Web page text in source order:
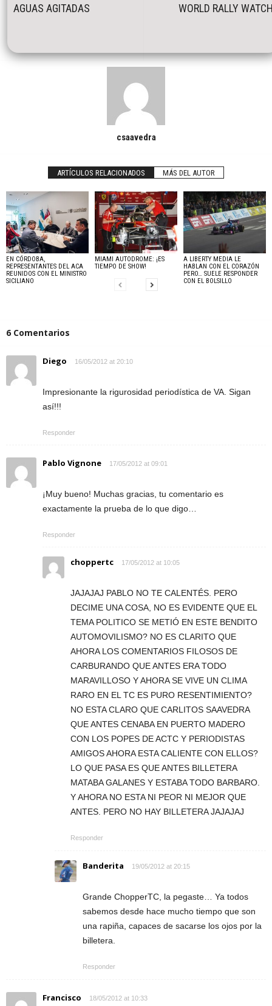
AGUAS AGITADAS WORLD RALLY
csaavedra
ARTÍCULOS RELACIONADOS MÁS DEL AUTOR
EN CÓRDOBA,
REPRESENTANTES DEL ACA
REUNIDOS CON EL MINISTRO
SICILIANO
MIAMI AUTODROME: ¡ES
TIEMPO DE SHOW!
A LIBERTY MEDIA LE
HABLAN CON EL CORAZÓN
PERO… SUELE RESPONDER
CON EL BOLSILLO
6 Comentarios
Diego 16/05/2012 at 20:10
Impresionante la rigurosidad periodística de VA. Sigan
así!!!
Responder
Pablo Vignone 17/05/2012 at 09:01
¡Muy bueno! Muchas gracias, tu comentario es
exactamente la prueba de lo que digo…
Responder
choppertc 17/05/2012 at 10:05
JAJAJAJ PABLO NO TE CALENTÉS. PERO
DECIME UNA COSA, NO ES EVIDENTE QUE EL
TEMA POLITICO SE METIÓ EN ESTE BENDITO
AUTOMOVILISMO? NO ES CLARITO QUE
AHORA LOS COMENTARIOS FILOSOS DE
CARBURANDO QUE ANTES ERA TODO
MARAVILLOSO Y AHORA SE VIVE UN CLIMA
RARO EN EL TC ES PURO RESENTIMIENTO?
NO ESTA CLARO QUE CARLITOS SAAVEDRA
QUE ANTES CENABA EN PUERTO MADERO
CON LOS POPES DE ACTC Y PERIODISTAS
AMIGOS AHORA ESTA CALIENTE CON ELLOS?
LO QUE PASA ES QUE ANTES BILLETERA
MATABA GALANES Y ESTABA TODO BARBARO.
Y AHORA NO ESTA NI PEOR NI MEJOR QUE
ANTES. PERO NO HAY BILLETERA JAJAJAJ
Responder
Banderita 19/05/2012 at 20:15
Grande ChopperTC, la pegaste… Ya todos
sabemos desde hace mucho tiempo que son
una rapiña, capaces de sacarse los ojos por la
billetera.
Responder
Francisco 18/05/2012 at 10:33